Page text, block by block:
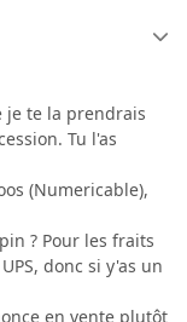
je te la prendrais
Tu l'as
(Numericable),
? Pour les fraits
donc si y'as un
en vente plutôt